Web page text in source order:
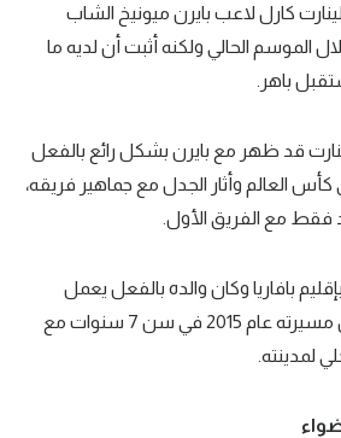
كارل لاعب بايرن ميونيخ الشاب
الموسم الحالي ولكنه أثبت أن لديه ما
باهر.
كان لينارت قد ظهر مع بايرن بشكل رائع بالفعل
كأس العالم وأثار الجدل مع جماهير فريقه،
مع الفريق الأول.
كارل ولد في عام 2008 بإقليم بافاريا وكان والده بالفعل يعمل
مدرب كرة قدم. بدأ كارل مسيرته عام 2015 في سن 7 سنوات مع
لمدينته.